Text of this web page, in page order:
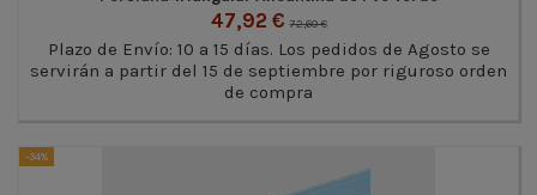
47,92 €72,60 €
Plazo de Envío: 10 a 15 días. Los pedidos de Agosto se
servirán a partir del 15 de septiembre por riguroso orden
de compra
-34%